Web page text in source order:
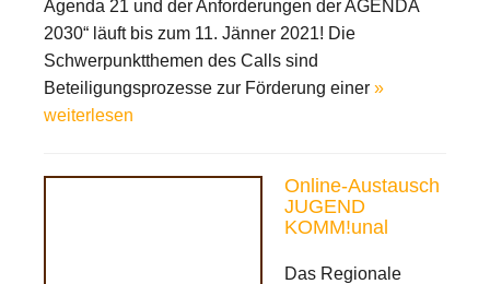
Agenda 21 und der Anforderungen der AGENDA
2030“ läuft bis zum 11. Jänner 2021! Die
Schwerpunktthemen des Calls sind
Beteiligungsprozesse zur Förderung einer »
weiterlesen
Online-Austausch
JUGEND
KOMM!unal
Das Regionale